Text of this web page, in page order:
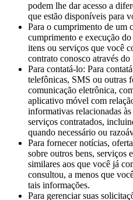
podem lhe dar acesso a
que estão disponíveis para
Para o cumprimento de um
cumprimento e execução
itens ou serviços que você
contrato conosco através do
Para contatá-lo: Para
telefônicas, SMS ou outras
comunicação eletrônica,
aplicativo móvel com
informativas relacionadas
serviços contratados,
quando necessário ou
Para fornecer notícias,
sobre outros bens, serviços
similares aos que você já
consultou, a menos que
tais informações.
Para gerenciar suas